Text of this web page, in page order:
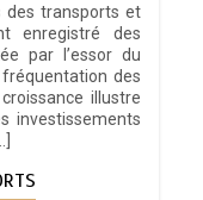
des transports et
enregistré des
par l’essor du
des
illustre
investissements